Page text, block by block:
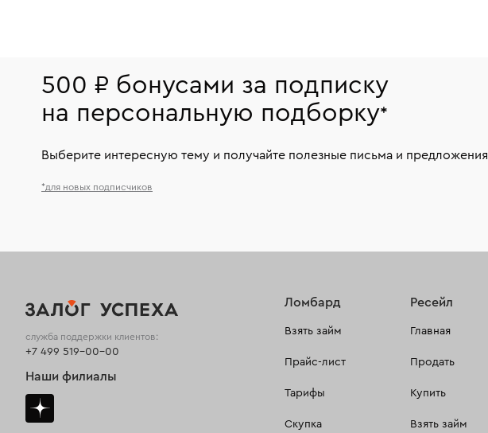
500 ₽ бонусами за подписку
на персональную подборку*
Выберите интересную тему и получайте полезные письма и предложения
*для новых подписчиков
Ломбард
Взять займ
Прайс-лист
Тарифы
Скупка
Ресейл
Главная
Продать
Купить
Взять займ
служба поддержки клиентов:
+7 499 519-00-00
Наши филиалы